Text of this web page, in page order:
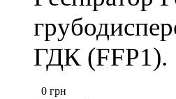
ГДК (FFP1).
0 грн